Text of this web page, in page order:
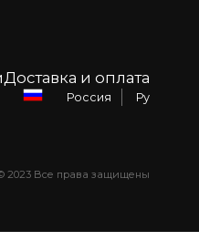
Доставка и оплата
Россия Ру
2023 Все права защищены